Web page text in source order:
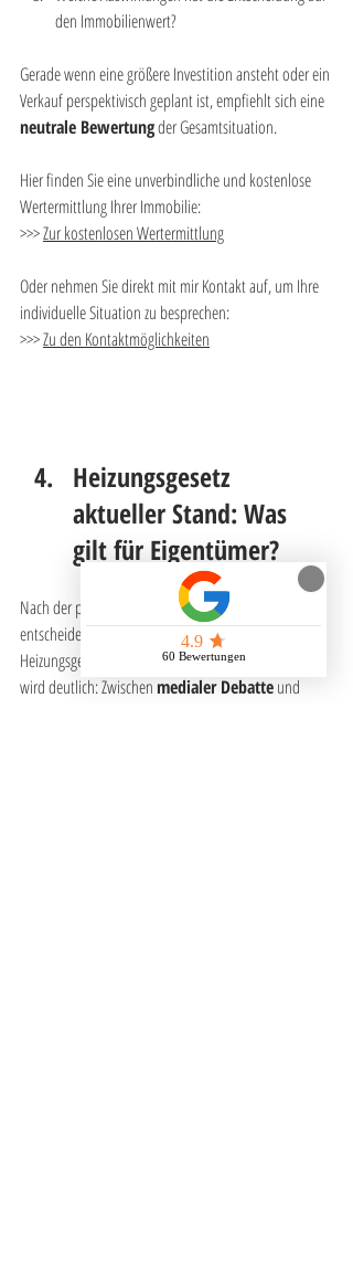
den Immobilienwert?
Gerade wenn eine größere Investition ansteht oder ein
Verkauf perspektivisch geplant ist, empfiehlt sich eine
neutrale Bewertung der Gesamtsituation.
Hier finden Sie eine unverbindliche und kostenlose
Wertermittlung Ihrer Immobilie:
>>> Zur kostenlosen Wertermittlung
Oder nehmen Sie direkt mit mir Kontakt auf, um Ihre
individuelle Situation zu besprechen:
>>> Zu den Kontaktmöglichkeiten
Heizungsgesetz
aktueller Stand: Was
gilt für Eigentümer?
Nach der politischen Einordnung stellt sich die
entscheidende Frage: Was bedeutet das
Heizungsgesetz aktuell konkret für Eigentümer? Hier
wird deutlich: Zwischen medialer Debatte und